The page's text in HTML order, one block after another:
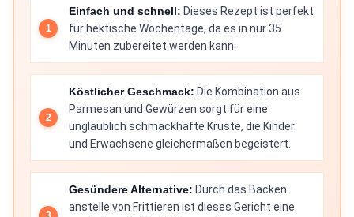
Einfach und schnell: Dieses Rezept ist perfekt
für hektische Wochentage, da es in nur 35
Minuten zubereitet werden kann.
Köstlicher Geschmack: Die Kombination aus
Parmesan und Gewürzen sorgt für eine
unglaublich schmackhafte Kruste, die Kinder
und Erwachsene gleichermaßen begeistert.
Gesündere Alternative: Durch das Backen
anstelle von Frittieren ist dieses Gericht eine